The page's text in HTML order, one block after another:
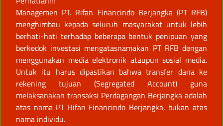
Managemen PT. Rifan Financindo Berjangka (PT RFB)
menghimbau kepada seluruh masyarakat untuk lebih
berhati-hati terhadap beberapa bentuk penipuan yang
berkedok investasi mengatasnamakan PT RFB dengan
menggunakan media elektronik ataupun sosial media.
Untuk itu harus dipastikan bahwa transfer dana ke
rekening tujuan (Segregated Account) guna
melaksanakan transaksi Perdagangan Berjangka adalah
atas nama PT Rifan Financindo Berjangka, bukan atas
nama individu.